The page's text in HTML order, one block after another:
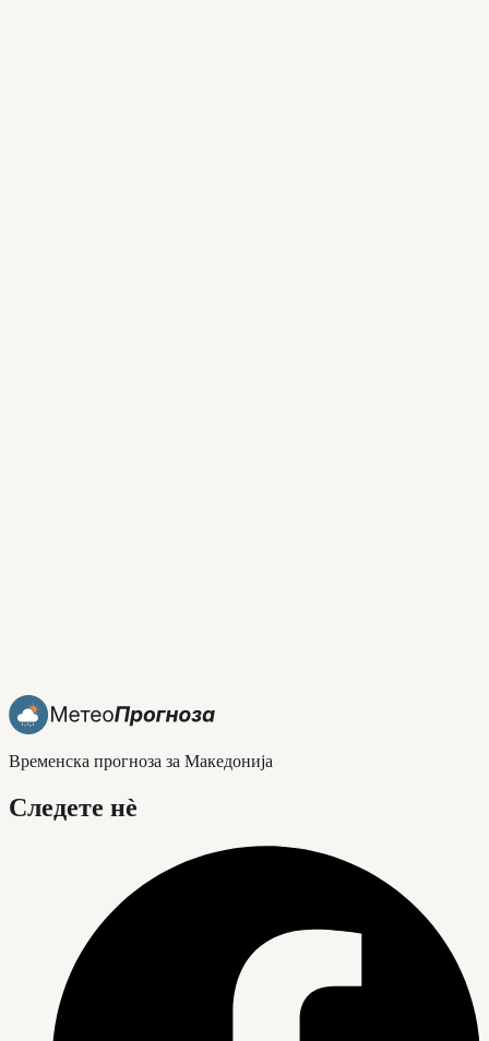
Временска прогноза за Македонија
Следете нè